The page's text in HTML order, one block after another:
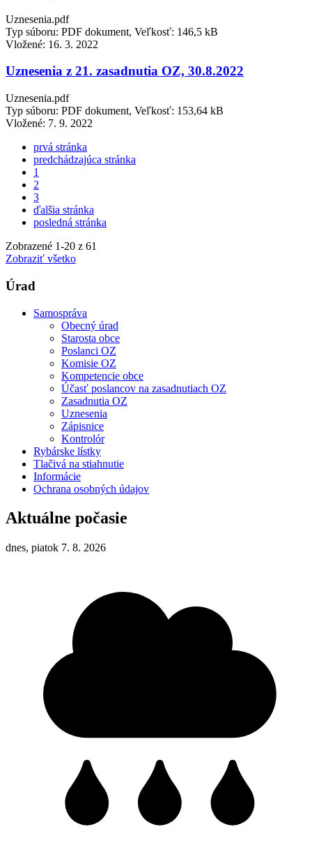
Uznesenia.pdf
Typ súboru: PDF dokument, Veľkosť: 146,5 kB
Vložené: 16. 3. 2022
Uznesenia z 21. zasadnutia OZ, 30.8.2022
Uznesenia.pdf
Typ súboru: PDF dokument, Veľkosť: 153,64 kB
Vložené: 7. 9. 2022
prvá stránka
predchádzajúca stránka
1
2
3
ďalšia stránka
posledná stránka
Zobrazené 1-20 z 61
Zobraziť všetko
Úrad
Samospráva
Obecný úrad
Starosta obce
Poslanci OZ
Komisie OZ
Kompetencie obce
Účasť poslancov na zasadnutiach OZ
Zasadnutia OZ
Uznesenia
Zápisnice
Kontrolór
Rybárske lístky
Tlačivá na stiahnutie
Informácie
Ochrana osobných údajov
Aktuálne počasie
dnes, piatok 7. 8. 2026